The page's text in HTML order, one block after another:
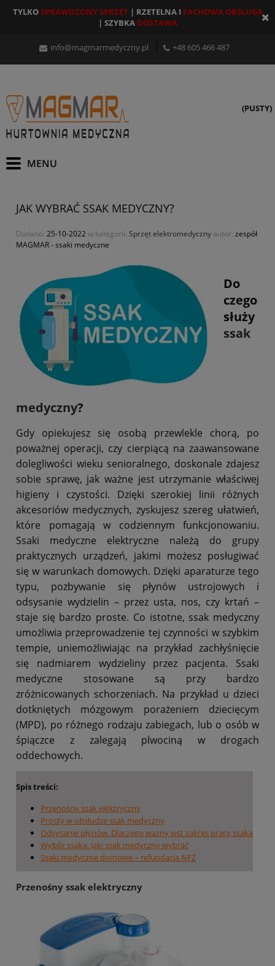
TYLKOSPRAWDZONY SPRZĘT| RZETELNA I FACHOWA OBSŁUGA
| SZYBKA DOSTAWA
info@magmarmedyczny.pl +48 605 466 487
(PUSTY)
JAK WYBRAĆ SSAK MEDYCZNY?
Dodano: 25-10-2022w kategorii: Sprzęt elektromedyczny autor: zespół
MAGMAR - ssaki medyczne
Do
czego
służy
ssak
medyczny?
Gdy opiekujesz się osobą przewlekle chorą, po
poważnej operacji, czy cierpiącą na zaawansowane
dolegliwości wieku senioralnego, doskonale zdajesz
sobie sprawę, jak ważne jest utrzymanie właściwej
higieny i czystości. Dzięki szerokiej linii różnych
akcesoriów medycznych, zyskujesz szereg ułatwień,
które pomagają w codziennym funkcjonowaniu.
Ssaki medyczne elektryczne należą do grupy
praktycznych urządzeń, jakimi możesz posługiwać
się w warunkach domowych. Dzięki aparaturze tego
typu, pozbywanie się płynów ustrojowych i
odsysanie wydzielin – przez usta, nos, czy krtań –
staje się bardzo proste. Co istotne, ssak medyczny
umożliwia przeprowadzenie tej czynności w szybkim
tempie, uniemożliwiając na przykład zachłyśnięcie
się nadmiarem wydzieliny przez pacjenta. Ssaki
medyczne stosowane są przy bardzo
zróżnicowanych schorzeniach. Na przykład u dzieci
dotkniętych mózgowym porażeniem dziecięcym
(MPD), po różnego rodzaju zabiegach, lub o osób w
śpiączce z zalegają plwociną w drogach
oddechowych.
Spis treści:
Przenośny ssak elektryczny
Prosty w obsłudze ssak medyczny
Odsysanie płynów. Dlaczego ważny jest zakres pracy ssaka
Wybór ssaka. Jaki ssak medyczny wybrać
Ssaki medyczne domowe – refundacja NFZ
Przenośny ssak elektryczny